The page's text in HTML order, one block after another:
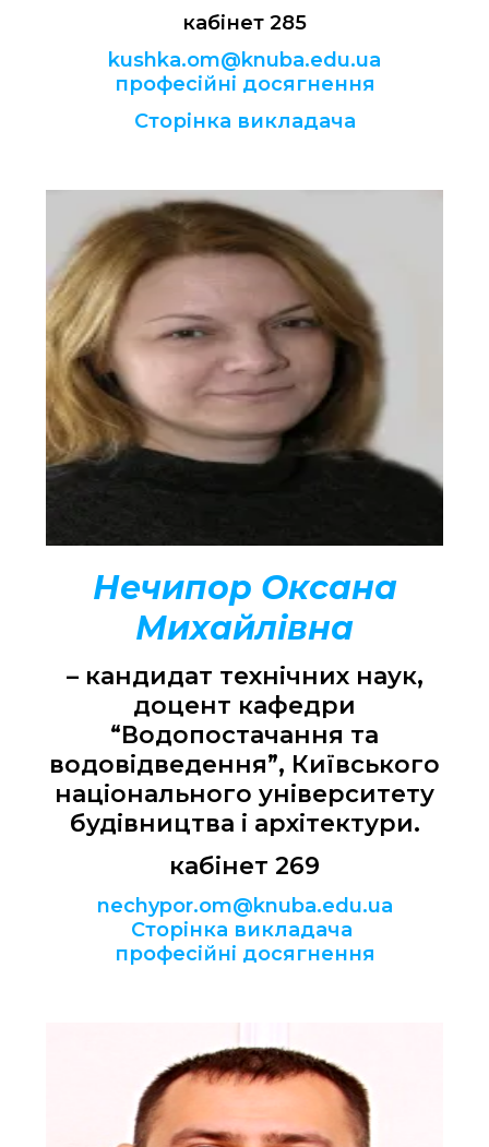
кабінет 285
kushka.om@knuba.edu.ua
професійні досягнення
Сторінка викладача
Нечипор Оксана
Михайлівна
– кандидат технічних наук,
доцент кафедри
“Водопостачання та
водовідведення”, Київського
національного університету
будівництва і архітектури.
кабінет 269
nechypor.om@knuba.edu.ua
Сторінка викладача
професійні досягнення